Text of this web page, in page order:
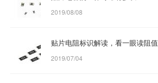
2019/08/08
贴片电阻标识解读，看一眼读阻值
2019/07/04